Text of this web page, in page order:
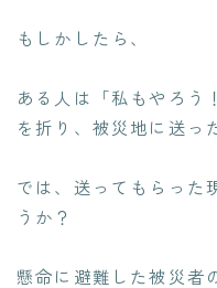
もしかしたら、
ある人は「私もやろう
を折り、被災地に送っ
では、送ってもらった
うか？
懸命に避難した被災者